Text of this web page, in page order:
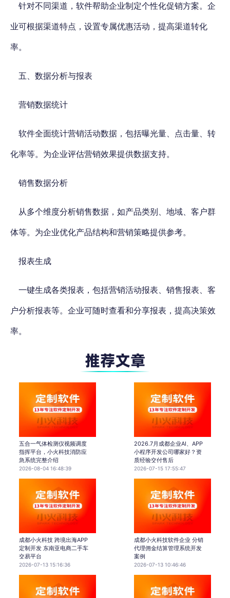
针对不同渠道，软件帮助企业制定个性化促销方案。企
业可根据渠道特点，设置专属优惠活动，提高渠道转化
率。
五、数据分析与报表
营销数据统计
软件全面统计营销活动数据，包括曝光量、点击量、转
化率等。为企业评估营销效果提供数据支持。
销售数据分析
从多个维度分析销售数据，如产品类别、地域、客户群
体等。为企业优化产品结构和营销策略提供参考。
报表生成
一键生成各类报表，包括营销活动报表、销售报表、客
户分析报表等。企业可随时查看和分享报表，提高决策效
率。
五合一气体检测仪视频调度
指挥平台，小火科技消防应
急系统完整介绍
2026-08-04 16:48:39
2026.7月成都企业AI、APP
小程序开发公司哪家好？资
质经验交付售后
2026-07-15 17:55:47
成都小火科技 跨境出海APP
定制开发 东南亚电商二手车
交易平台
2026-07-13 15:16:36
成都小火科技软件企业 分销
代理佣金结算管理系统开发
案例
2026-07-13 10:46:46